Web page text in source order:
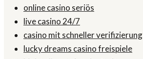
online casino seriös
live casino 24/7
casino mit schneller verifizierung
lucky dreams casino freispiele